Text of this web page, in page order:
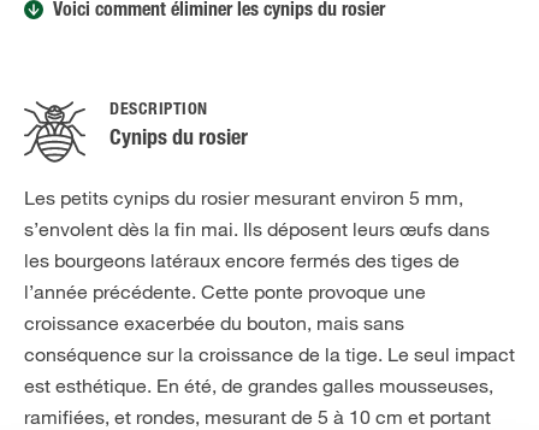
Voici comment éliminer les cynips du rosier
DESCRIPTION
Cynips du rosier
Les petits cynips du rosier mesurant environ 5 mm,
s’envolent dès la fin mai. Ils déposent leurs œufs dans
les bourgeons latéraux encore fermés des tiges de
l’année précédente. Cette ponte provoque une
croissance exacerbée du bouton, mais sans
conséquence sur la croissance de la tige. Le seul impact
est esthétique. En été, de grandes galles mousseuses,
ramifiées, et rondes, mesurant de 5 à 10 cm et portant